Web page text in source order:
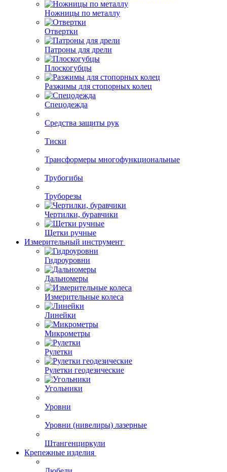
Ножницы по металлу
Отвертки
Патроны для дрели
Плоскогубцы
Разжимы для стопорных колец
Спецодежда
Средства защиты рук
Тиски
Трансформеры многофункциональные
Трубогибы
Труборезы
Чертилки, буравчики
Щетки ручные
Измерительный инструмент
Гидроуровни
Дальномеры
Измерительные колеса
Линейки
Микрометры
Рулетки
Рулетки геодезические
Угольники
Уровни
Уровни (нивелиры) лазерные